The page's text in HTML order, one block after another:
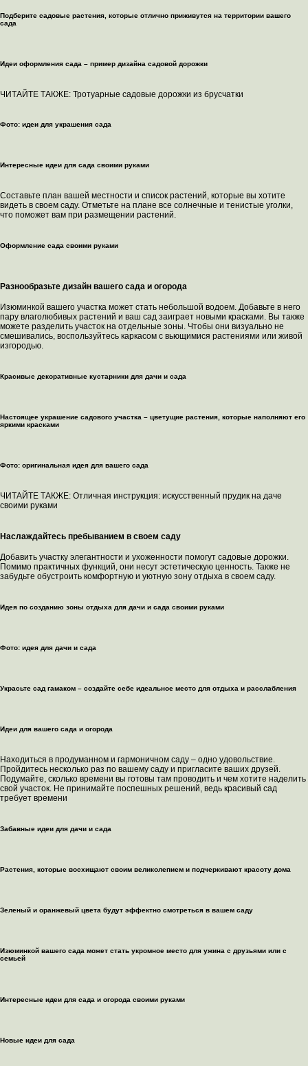
Подберите садовые растения, которые отлично приживутся на территории вашего
сада
Идеи оформления сада – пример дизайна садовой дорожки
ЧИТАЙТЕ ТАКЖЕ: Тротуарные садовые дорожки из брусчатки
Фото: идеи для украшения сада
Интересные идеи для сада своими руками
Составьте план вашей местности и список растений, которые вы хотите
видеть в своем саду. Отметьте на плане все солнечные и тенистые уголки,
что поможет вам при размещении растений.
Оформление сада своими руками
Разнообразьте дизайн вашего сада и огорода
Изюминкой вашего участка может стать небольшой водоем. Добавьте в него
пару влаголюбивых растений и ваш сад заиграет новыми красками. Вы также
можете разделить участок на отдельные зоны. Чтобы они визуально не
смешивались, воспользуйтесь каркасом с вьющимися растениями или живой
изгородью.
Красивые декоративные кустарники для дачи и сада
Настоящее украшение садового участка – цветущие растения, которые наполняют его
яркими красками
Фото: оригинальная идея для вашего сада
ЧИТАЙТЕ ТАКЖЕ: Отличная инструкция: искусственный прудик на даче
своими руками
Наслаждайтесь пребыванием в своем саду
Добавить участку элегантности и ухоженности помогут садовые дорожки.
Помимо практичных функций, они несут эстетическую ценность. Также не
забудьте обустроить комфортную и уютную зону отдыха в своем саду.
Идея по созданию зоны отдыха для дачи и сада своими руками
Фото: идея для дачи и сада
Украсьте сад гамаком – создайте себе идеальное место для отдыха и расслабления
Идеи для вашего сада и огорода
Находиться в продуманном и гармоничном саду – одно удовольствие.
Пройдитесь несколько раз по вашему саду и пригласите ваших друзей.
Подумайте, сколько времени вы готовы там проводить и чем хотите наделить
свой участок. Не принимайте поспешных решений, ведь красивый сад
требует времени
Забавные идеи для дачи и сада
Растения, которые восхищают своим великолепием и подчеркивают красоту дома
Зеленый и оранжевый цвета будут эффектно смотреться в вашем саду
Изюминкой вашего сада может стать укромное место для ужина с друзьями или с
семьей
Интересные идеи для сада и огорода своими руками
Новые идеи для сада